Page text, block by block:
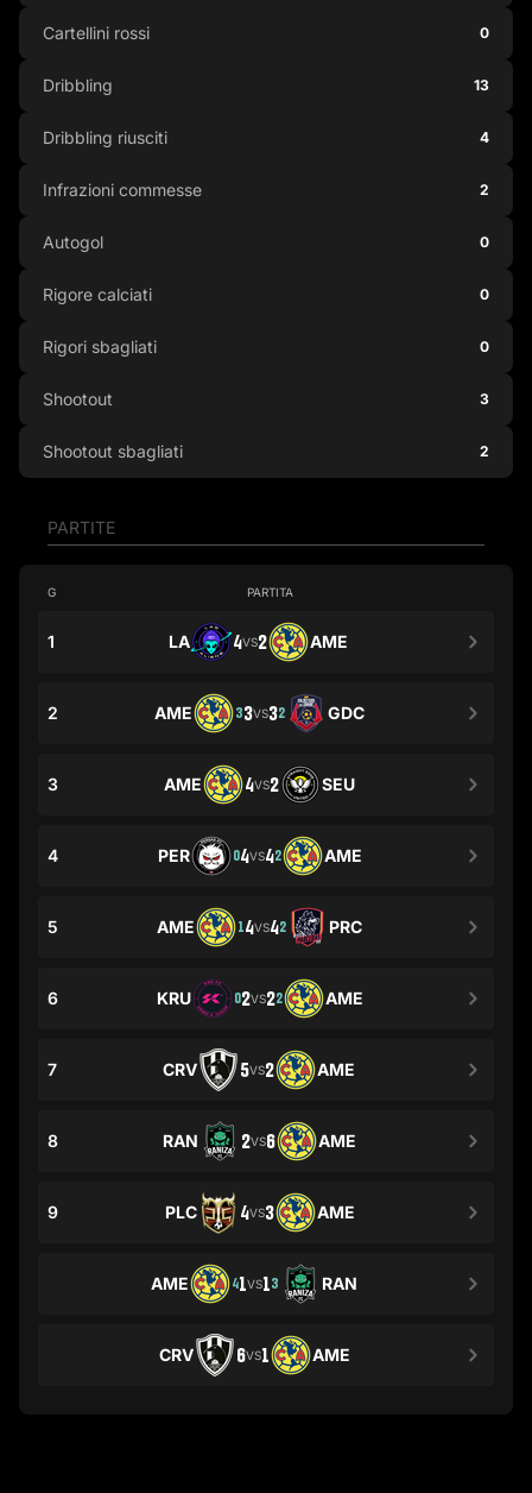
PARTITE
G PARTITA
1 LA 4VS2 AME
2 AME 33VS32 GDC
3 AME 4VS2 SEU
4 PER 04VS42 AME
5 AME 14VS42 PRC
6 KRU 02VS22 AME
7 CRV 5VS2 AME
8 RAN 2VS6 AME
9 PLC 4VS3 AME
AME 41VS13 RAN
CRV 6VS1 AME
Cartellini rossi 0
Dribbling 13
Dribbling riusciti 4
Infrazioni commesse 2
Autogol 0
Rigore calciati 0
Rigori sbagliati 0
Shootout 3
Shootout sbagliati 2